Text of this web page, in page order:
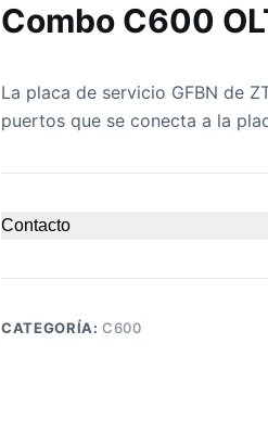
Combo C600
La placa de servicio GFBN de
puertos que se conecta a la
Contacto
CATEGORÍA:C600